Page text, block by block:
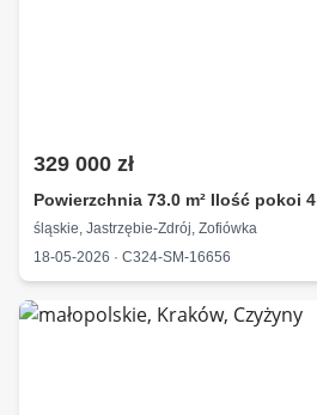
329 000 zł
Powierzchnia 73.0 m² Ilość pokoi 4
śląskie, Jastrzębie-Zdrój, Zofiówka
18-05-2026 · C324-SM-16656